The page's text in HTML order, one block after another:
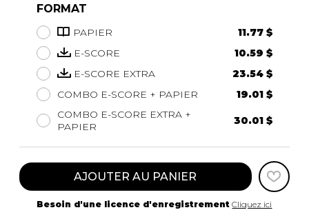
FORMAT
PAPIER
11.77 $
E-SCORE
10.59 $
E-SCORE EXTRA
23.54 $
COMBO E-SCORE + PAPIER
19.01 $
COMBO E-SCORE EXTRA +
PAPIER
30.01 $
AJOUTER AU PANIER
Besoin d'une licence d'enregistrement Cliquez ici